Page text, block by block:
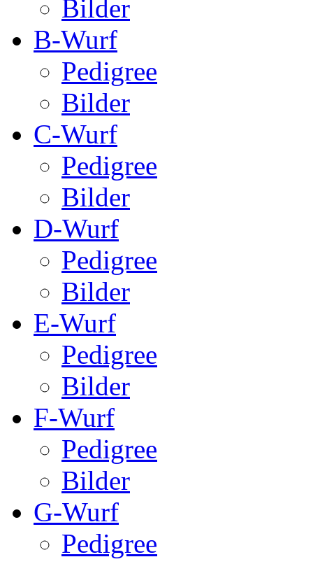
Bilder
B-Wurf
Pedigree
Bilder
C-Wurf
Pedigree
Bilder
D-Wurf
Pedigree
Bilder
E-Wurf
Pedigree
Bilder
F-Wurf
Pedigree
Bilder
G-Wurf
Pedigree